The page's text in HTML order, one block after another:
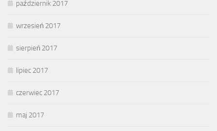
październik 2017
wrzesień 2017
sierpień 2017
lipiec 2017
czerwiec 2017
maj 2017